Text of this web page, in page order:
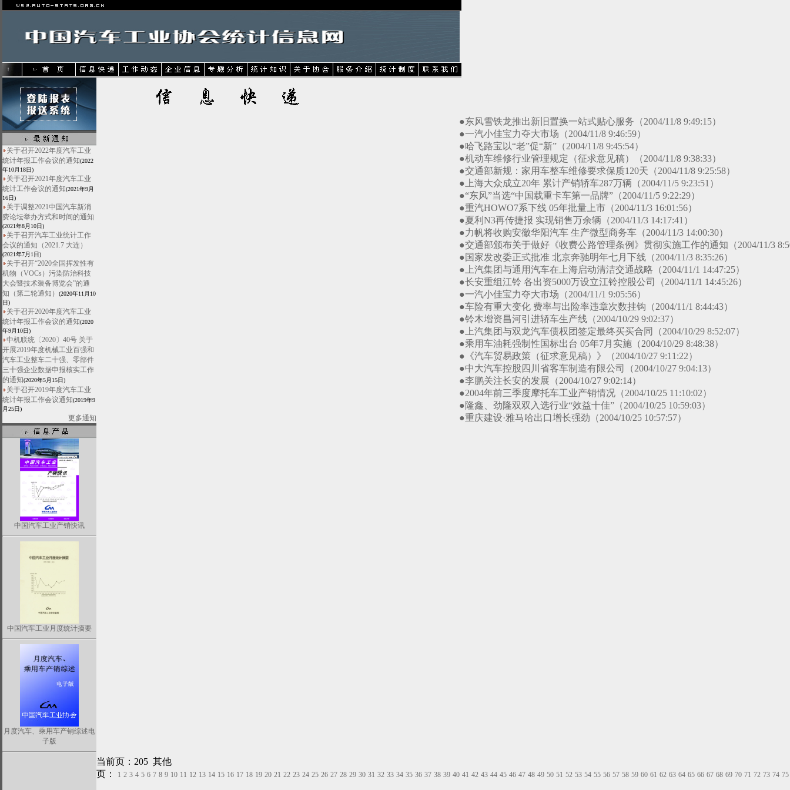
关于召开2022年度汽车工业
统计年报工作会议的通知(2022
年10月18日)
关于召开2021年度汽车工业
统计工作会议的通知(2021年9月
16日)
关于调整2021中国汽车新消
费论坛举办方式和时间的通知
(2021年8月10日)
关于召开汽车工业统计工作
会议的通知（2021.7 大连）
(2021年7月1日)
关于召开“2020全国挥发性有
机物（VOCs）污染防治科技
大会暨技术装备博览会”的通
知（第二轮通知）
(2020年11月10
日)
关于召开2020年度汽车工业
统计年报工作会议的通知(2020
年9月10日)
中机联统〔2020〕40号 关于
开展2019年度机械工业百强和
汽车工业整车二十强、零部件
三十强企业数据申报核实工作
的通知(2020年5月15日)
关于召开2019年度汽车工业
统计年报工作会议通知(2019年9
月25日)
更多通知
中国汽车工业产销快讯
中国汽车工业月度统计摘要
月度汽车、乘用车产销综述电
子版
●东风雪铁龙推出新旧置换一站式贴心服务（2004/11/8 9:49:15）
●一汽小佳宝力夺大市场（2004/11/8 9:46:59）
●哈飞路宝以“老”促“新”（2004/11/8 9:45:54）
●机动车维修行业管理规定（征求意见稿）（2004/11/8 9:38:33）
●交通部新规：家用车整车维修要求保质120天（2004/11/8 9:25:58）
●上海大众成立20年 累计产销轿车287万辆（2004/11/5 9:23:51）
●“东风”当选“中国载重卡车第一品牌”（2004/11/5 9:22:29）
●重汽HOWO7系下线 05年批量上市（2004/11/3 16:01:56）
●夏利N3再传捷报 实现销售万余辆（2004/11/3 14:17:41）
●力帆将收购安徽华阳汽车 生产微型商务车（2004/11/3 14:00:30）
●交通部颁布关于做好《收费公路管理条例》贯彻实施工作的通知（2004/11/3
●国家发改委正式批准 北京奔驰明年七月下线（2004/11/3 8:35:26）
●上汽集团与通用汽车在上海启动清洁交通战略（2004/11/1 14:47:25）
●长安重组江铃 各出资5000万设立江铃控股公司（2004/11/1 14:45:26）
●一汽小佳宝力夺大市场（2004/11/1 9:05:56）
●车险有重大变化 费率与出险率违章次数挂钩（2004/11/1 8:44:43）
●铃木增资昌河引进轿车生产线（2004/10/29 9:02:37）
●上汽集团与双龙汽车债权团签定最终买买合同（2004/10/29 8:52:07）
●乘用车油耗强制性国标出台 05年7月实施（2004/10/29 8:48:38）
●《汽车贸易政策（征求意见稿）》（2004/10/27 9:11:22）
●中大汽车控股四川省客车制造有限公司（2004/10/27 9:04:13）
●李鹏关注长安的发展（2004/10/27 9:02:14）
●2004年前三季度摩托车工业产销情况（2004/10/25 11:10:02）
●隆鑫、劲隆双双入选行业“效益十佳”（2004/10/25 10:59:03）
●重庆建设·雅马哈出口增长强劲（2004/10/25 10:57:57）
当前页：205 其他
页：
1 2 3 4 5 6 7 8 9 10 11 12 13 14 15 16 17 18 19 20 21 22 23 24 25 26 27 28 29 30 31 32 33 34 35 36 37 38 39 40 41 42 43 44 45 46 47 48 49 50 51 52 53 54 55 56 57 58 59 60 61 62 63 64 65 66 67 68 69 70 71 72 73 74 75